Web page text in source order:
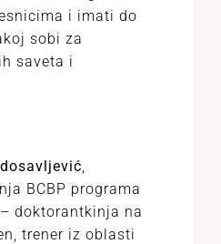
i imati do
sobi za
saveta i
,
BCBP programa
doktorantkinja na
trener iz oblasti